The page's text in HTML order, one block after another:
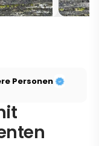
Personen